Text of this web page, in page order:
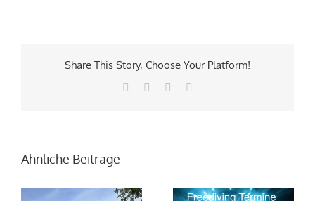
Share This Story, Choose Your Platform!
FacebookPinterest
Ähnliche Beiträge